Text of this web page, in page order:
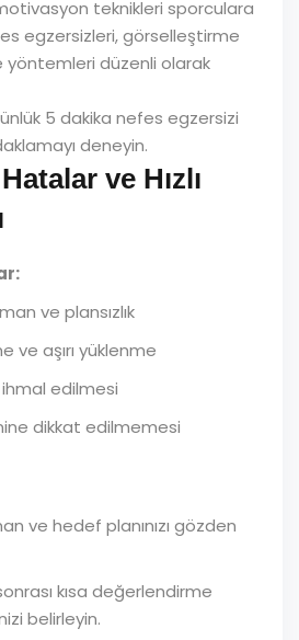
teknikleri sporculara
egzersizleri, görselleştirme
düzenli olarak
5 dakika nefes egzersizi
deneyin.
ve Hızlı
ve plansızlık
ve aşırı yüklenme
ihmal edilmesi
dikkat edilmemesi
ve hedef planınızı gözden
kısa değerlendirme
belirleyin.